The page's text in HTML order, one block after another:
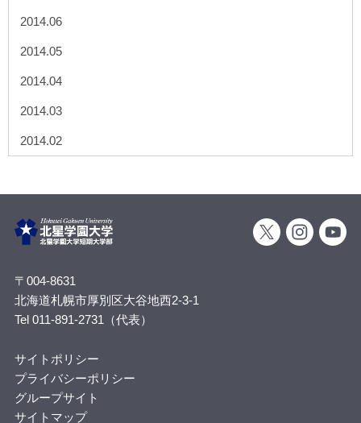
2014.06
2014.05
2014.04
2014.03
2014.02
〒004-8631
北海道札幌市厚別区大谷地西2-3-1
Tel 011-891-2731（代表）
サイトポリシー
プライバシーポリシー
グループサイト
サイトマップ